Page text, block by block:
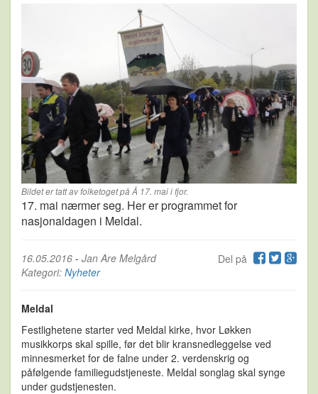
Bildet er tatt av folketoget på Å 17. mai i fjor.
17. mai nærmer seg. Her er programmet for
nasjonaldagen i Meldal.
Del på
16.05.2016 - Jan Are Melgård
Kategori: Nyheter
Meldal
Festlighetene starter ved Meldal kirke, hvor Løkken
musikkorps skal spille, før det blir kransnedleggelse ved
minnesmerket for de falne under 2. verdenskrig og
påfølgende familiegudstjeneste. Meldal songlag skal synge
under gudstjenesten.